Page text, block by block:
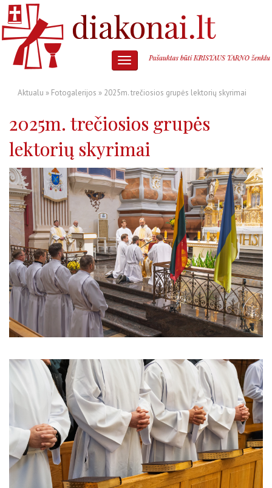
Aktualu » Fotogalerijos » 2025m. trečiosios grupės lektorių skyrimai
2025m. trečiosios grupės
lektorių skyrimai